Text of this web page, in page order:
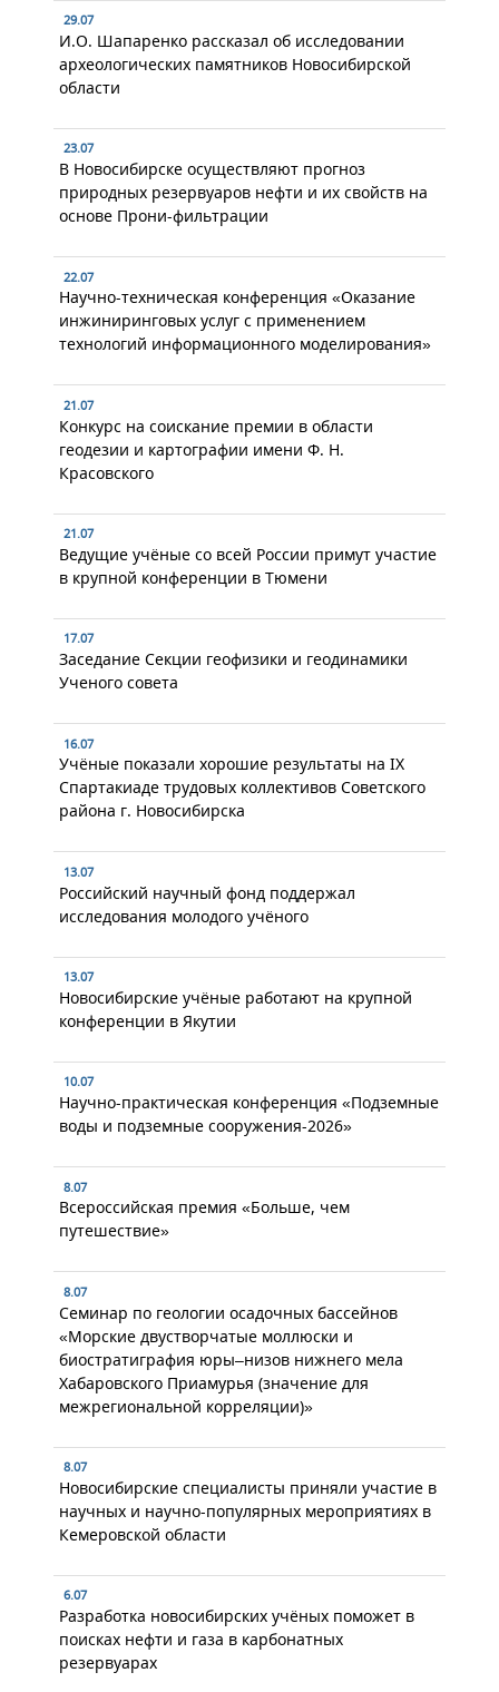
29.07
И.О. Шапаренко рассказал об исследовании
археологических памятников Новосибирской
области
23.07
В Новосибирске осуществляют прогноз
природных резервуаров нефти и их свойств на
основе Прони-фильтрации
22.07
Научно-техническая конференция «Оказание
инжиниринговых услуг с применением
технологий информационного моделирования»
21.07
Конкурс на соискание премии в области
геодезии и картографии имени Ф. Н.
Красовского
21.07
Ведущие учёные со всей России примут участие
в крупной конференции в Тюмени
17.07
Заседание Секции геофизики и геодинамики
Ученого совета
16.07
Учёные показали хорошие результаты на IX
Спартакиаде трудовых коллективов Советского
района г. Новосибирска
13.07
Российский научный фонд поддержал
исследования молодого учёного
13.07
Новосибирские учёные работают на крупной
конференции в Якутии
10.07
Научно-практическая конференция «Подземные
воды и подземные сооружения-2026»
8.07
Всероссийская премия «Больше, чем
путешествие»
8.07
Семинар по геологии осадочных бассейнов
«Морские двустворчатые моллюски и
биостратиграфия юры–низов нижнего мела
Хабаровского Приамурья (значение для
межрегиональной корреляции)»
8.07
Новосибирские специалисты приняли участие в
научных и научно-популярных мероприятиях в
Кемеровской области
6.07
Разработка новосибирских учёных поможет в
поисках нефти и газа в карбонатных
резервуарах